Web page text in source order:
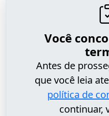
Você
Antes de
que você leia
política de
continuar,